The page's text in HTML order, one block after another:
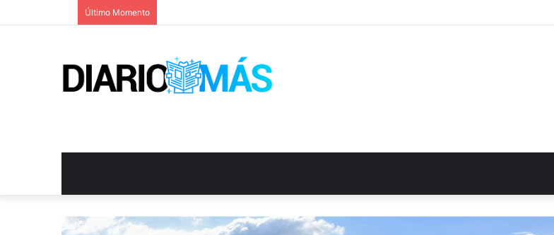
Último Momento